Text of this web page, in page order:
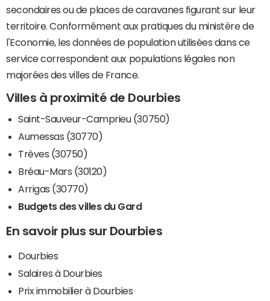
secondaires ou de places de caravanes figurant sur leur
territoire. Conformément aux pratiques du ministère de
l'Economie, les données de population utilisées dans ce
service correspondent aux populations légales non
majorées des villes de France.
Villes à proximité de Dourbies
Saint-Sauveur-Camprieu (30750)
Aumessas (30770)
Trèves (30750)
Bréau-Mars (30120)
Arrigas (30770)
Budgets des villes du Gard
En savoir plus sur Dourbies
Dourbies
Salaires à Dourbies
Prix immobilier à Dourbies